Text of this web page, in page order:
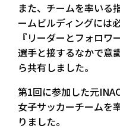
また、チームを率いる
ームビルディングには
『リーダーとフォロワ
選手と接するなかで意
ら共有しました。
第1回に参加した元
女子サッカーチームを
りました。